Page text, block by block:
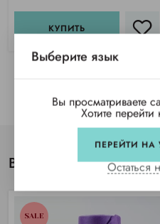
КУПИТЬ
Вы просматривали
SALE
Выберите язык
Вы просматриваете
Хотите
ПЕРЕЙТИ НА
Остаться